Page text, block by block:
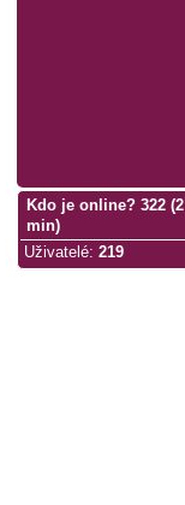
Kdo je online? 322 (2
min)
Uživatelé: 219